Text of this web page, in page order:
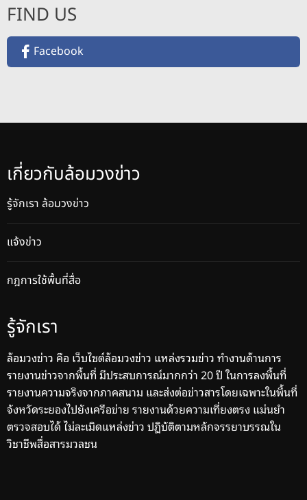
FIND US
Facebook
เกี่ยวกับล้อมวงข่าว
รู้จักเรา ล้อมวงข่าว
แจ้งข่าว
กฎการใช้พื้นที่สื่อ
รู้จักเรา
ล้อมวงข่าว คือ เว็บไซต์ล้อมวงข่าว แหล่งรวมข่าว ทำงานด้านการ
รายงานข่าวจากพื้นที่ มีประสบการณ์มากกว่า 20 ปี ในการลงพื้นที่
รายงานความจริงจากภาคสนาม และส่งต่อข่าวสารโดยเฉพาะในพื้นที่
จังหวัดระยองไปยังเครือข่าย รายงานด้วยความเที่ยงตรง แม่นยำ
ตรวจสอบได้ ไม่ละเมิดแหล่งข่าว ปฏิบัติตามหลักจรรยาบรรณใน
วิชาชีพสื่อสารมวลชน